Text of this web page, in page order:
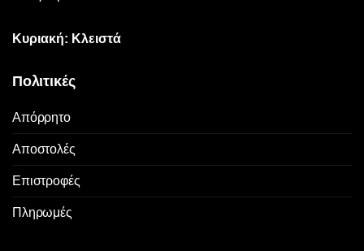
Κυριακή: Κλειστά
Πολιτικές
Απόρρητο
Αποστολές
Επιστροφές
Πληρωμές